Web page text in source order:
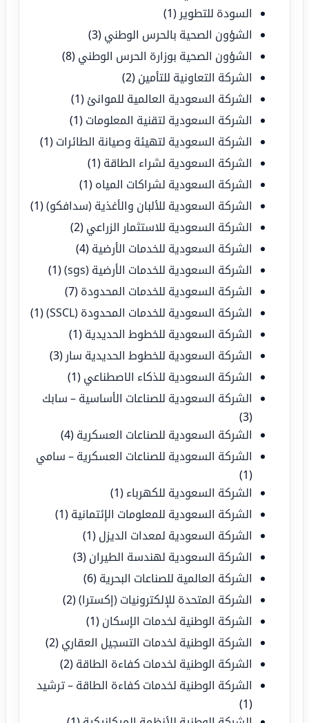
السودة للتطوير (1)
الشؤون الصحية بالحرس الوطني (3)
الشؤون الصحية بوزارة الحرس الوطني (8)
الشركة التعاونية للتأمين (2)
الشركة السعودية العالمية للموانئ (1)
الشركة السعودية لتقنية المعلومات (1)
الشركة السعودية لتهيئة وصيانة الطائرات (1)
الشركة السعودية لشراء الطاقة (1)
الشركة السعودية لشراكات المياه (1)
الشركة السعودية للألبان والأغذية (سدافكو)(1)
الشركة السعودية للاستثمار الزراعي (2)
الشركة السعودية للخدمات الأرضية (4)
الشركة السعودية للخدمات الأرضية (sgs)
(1)
الشركة السعودية للخدمات المحدودة (7)
الشركة السعودية للخدمات المحدودة (SSCL)
(1)
الشركة السعودية للخطوط الحديدية (1)
الشركة السعودية للخطوط الحديدية سار (3)
الشركة السعودية للذكاء الاصطناعي (1)
الشركة السعودية للصناعات الأساسية – سابك
(3)
الشركة السعودية للصناعات العسكرية (4)
الشركة السعودية للصناعات العسكرية – سامي
(1)
الشركة السعودية للكهرباء (1)
الشركة السعودية للمعلومات الإئتمانية (1)
الشركة السعودية لمعدات الديزل (1)
الشركة السعودية لهندسة الطيران (3)
الشركة العالمية للصناعات البحرية (6)
الشركة المتحدة للإلكترونيات (إكسترا)(2)
الشركة الوطنية لخدمات الإسكان (1)
الشركة الوطنية لخدمات التسجيل العقاري (2)
الشركة الوطنية لخدمات كفاءة الطاقة (2)
الشركة الوطنية لخدمات كفاءة الطاقة – ترشيد
(1)